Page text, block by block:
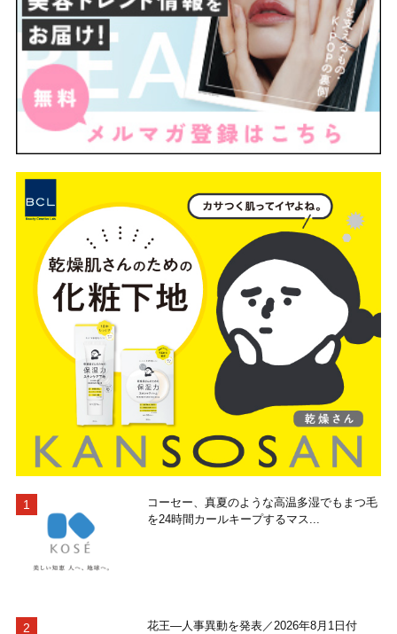
コーセー、真夏のような高温多湿でもまつ毛
を24時間カールキープするマス...
花王―人事異動を発表／2026年8月1日付